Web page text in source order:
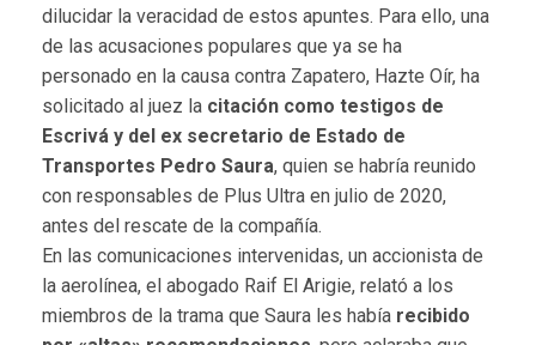
dilucidar la veracidad de estos apuntes. Para ello, una
de las acusaciones populares que ya se ha
personado en la causa contra Zapatero, Hazte Oír, ha
solicitado al juez la citación como testigos de
Escrivá y del ex secretario de Estado de
Transportes Pedro Saura, quien se habría reunido
con responsables de Plus Ultra en julio de 2020,
antes del rescate de la compañía.
En las comunicaciones intervenidas, un accionista de
la aerolínea, el abogado Raif El Arigie, relató a los
miembros de la trama que Saura les había recibido